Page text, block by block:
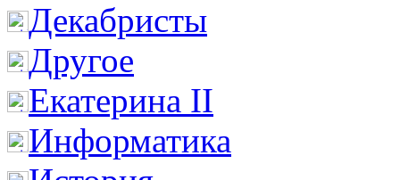
Декабристы
Другое
Екатерина II
Информатика